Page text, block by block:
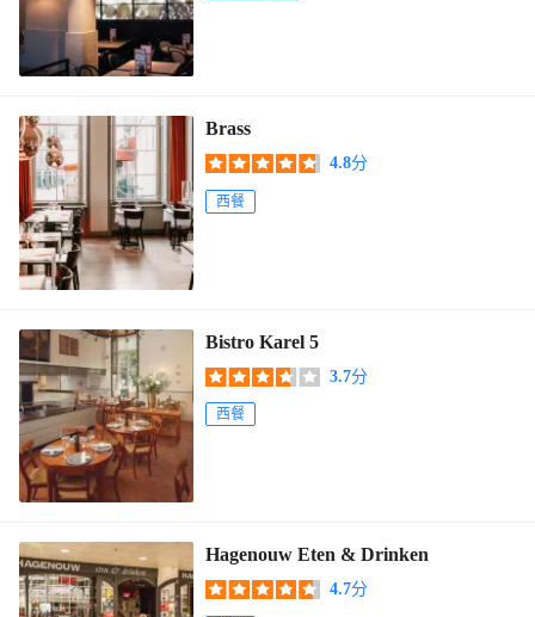
Brass
4.8分
西餐
Bistro Karel 5
3.7分
西餐
Hagenouw Eten & Drinken
4.7分